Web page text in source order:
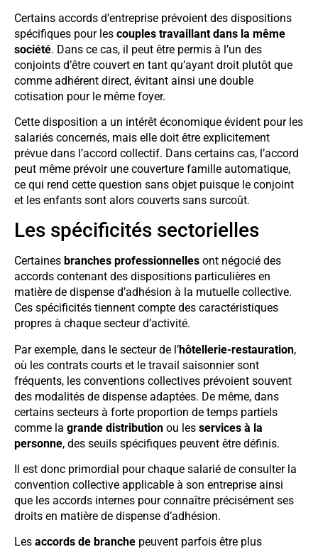
Certains accords d’entreprise prévoient des dispositions
spécifiques pour les couples travaillant dans la même
société. Dans ce cas, il peut être permis à l’un des
conjoints d’être couvert en tant qu’ayant droit plutôt que
comme adhérent direct, évitant ainsi une double
cotisation pour le même foyer.
Cette disposition a un intérêt économique évident pour les
salariés concernés, mais elle doit être explicitement
prévue dans l’accord collectif. Dans certains cas, l’accord
peut même prévoir une couverture famille automatique,
ce qui rend cette question sans objet puisque le conjoint
et les enfants sont alors couverts sans surcoût.
Les spécificités sectorielles
Certaines branches professionnelles ont négocié des
accords contenant des dispositions particulières en
matière de dispense d’adhésion à la mutuelle collective.
Ces spécificités tiennent compte des caractéristiques
propres à chaque secteur d’activité.
Par exemple, dans le secteur de l’hôtellerie-restauration,
où les contrats courts et le travail saisonnier sont
fréquents, les conventions collectives prévoient souvent
des modalités de dispense adaptées. De même, dans
certains secteurs à forte proportion de temps partiels
comme la grande distribution ou les services à la
personne, des seuils spécifiques peuvent être définis.
Il est donc primordial pour chaque salarié de consulter la
convention collective applicable à son entreprise ainsi
que les accords internes pour connaître précisément ses
droits en matière de dispense d’adhésion.
Les accords de branche peuvent parfois être plus